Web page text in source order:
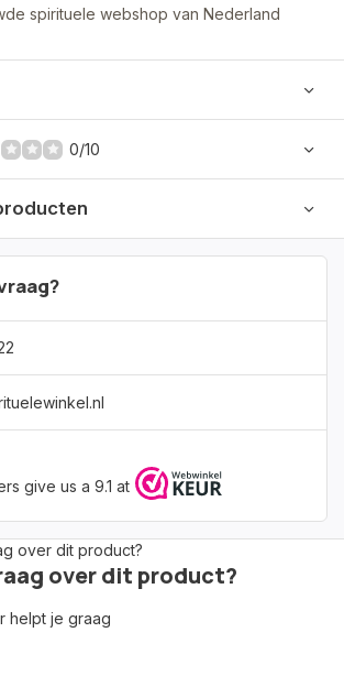
spirituele webshop van Nederland
0/10
give us a 9.1 at
over dit product?
helpt je graag